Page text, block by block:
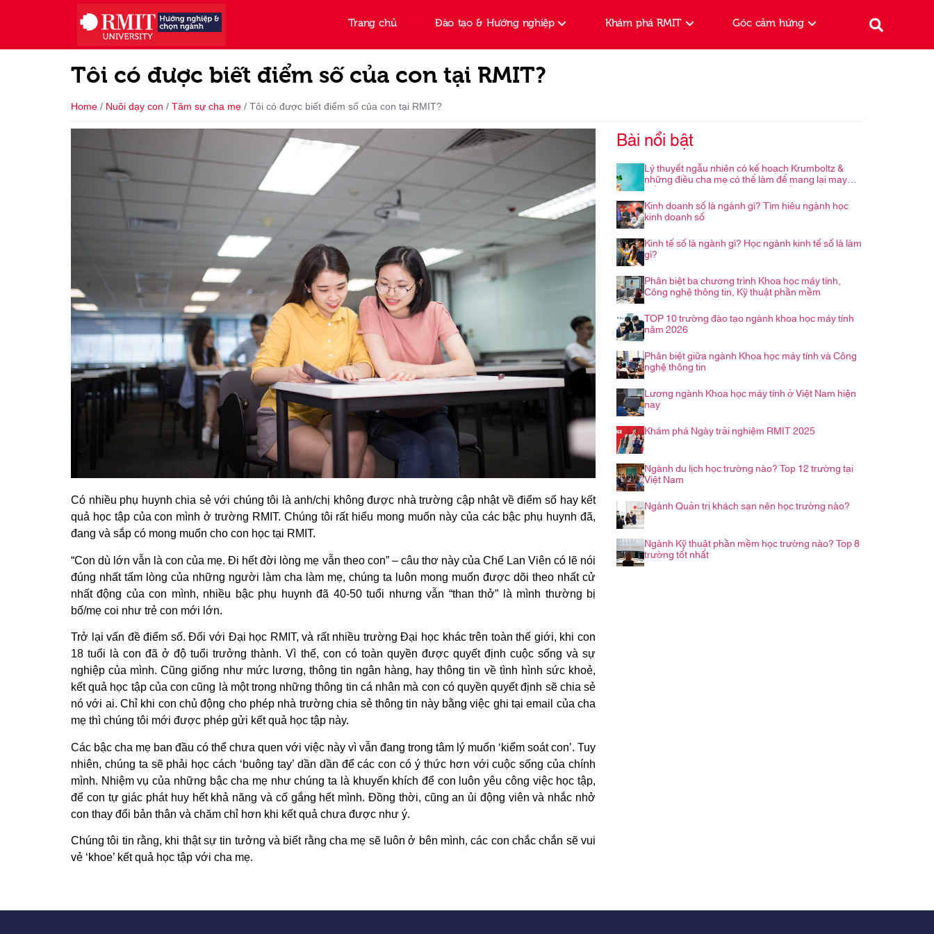
Trang chủ Đào tạo & Hướng nghiệp Khám phá RMIT Góc cảm hứng
Tôi có được biết điểm số của con tại RMIT?
Home / Nuôi dạy con / Tâm sự cha mẹ / Tôi có được biết điểm số của con tại RMIT?
Có nhiều phụ huynh chia sẻ với chúng tôi là anh/chị không được nhà trường cập nhật về điểm số hay kết
quả học tập của con mình ở trường RMIT. Chúng tôi rất hiểu mong muốn này của các bậc phụ huynh đã,
đang và sắp có mong muốn cho con học tại RMIT.
“Con dù lớn vẫn là con của mẹ. Đi hết đời lòng mẹ vẫn theo con” – câu thơ này của Chế Lan Viên có lẽ nói
đúng nhất tấm lòng của những người làm cha làm mẹ, chúng ta luôn mong muốn được dõi theo nhất cử
nhất động của con mình, nhiều bậc phụ huynh đã 40-50 tuổi nhưng vẫn “than thở” là mình thường bị
bố/mẹ coi như trẻ con mới lớn.
Trở lại vấn đề điểm số. Đối với Đại học RMIT, và rất nhiều trường Đại học khác trên toàn thế giới, khi con
18 tuổi là con đã ở độ tuổi trưởng thành. Vì thế, con có toàn quyền được quyết định cuộc sống và sự
nghiệp của mình. Cũng giống như mức lương, thông tin ngân hàng, hay thông tin về tình hình sức khoẻ,
kết quả học tập của con cũng là một trong những thông tin cá nhân mà con có quyền quyết định sẽ chia sẻ
nó với ai. Chỉ khi con chủ động cho phép nhà trường chia sẻ thông tin này bằng việc ghi tại email của cha
mẹ thì chúng tôi mới được phép gửi kết quả học tập này.
Các bậc cha mẹ ban đầu có thể chưa quen với việc này vì vẫn đang trong tâm lý muốn ‘kiểm soát con’. Tuy
nhiên, chúng ta sẽ phải học cách ‘buông tay’ dần dần để các con có ý thức hơn với cuộc sống của chính
mình. Nhiệm vụ của những bậc cha mẹ như chúng ta là khuyến khích để con luôn yêu công việc học tập,
để con tự giác phát huy hết khả năng và cố gắng hết mình. Đồng thời, cũng an ủi động viên và nhắc nhở
con thay đổi bản thân và chăm chỉ hơn khi kết quả chưa được như ý.
Chúng tôi tin rằng, khi thật sự tin tưởng và biết rằng cha mẹ sẽ luôn ở bên mình, các con chắc chắn sẽ vui
vẻ ‘khoe’ kết quả học tập với cha mẹ.
Bài nổi bật
Lý thuyết ngẫu nhiên có kế hoạch Krumboltz &
những điều cha mẹ có thể làm để mang lại may
mắn cho con trong hành trình nghề nghiệp
Kinh doanh số là ngành gì? Tìm hiểu ngành học
kinh doanh số
Kinh tế số là ngành gì? Học ngành kinh tế số là làm
gì?
Phân biệt ba chương trình Khoa học máy tính,
Công nghệ thông tin, Kỹ thuật phần mềm
TOP 10 trường đào tạo ngành khoa học máy tính
năm 2026
Phân biệt giữa ngành Khoa học máy tính và Công
nghệ thông tin
Lương ngành Khoa học máy tính ở Việt Nam hiện
nay
Khám phá Ngày trải nghiệm RMIT 2025
Ngành du lịch học trường nào? Top 12 trường tại
Việt Nam
Ngành Quản trị khách sạn nên học trường nào?
Ngành Kỹ thuật phần mềm học trường nào? Top 8
trường tốt nhất